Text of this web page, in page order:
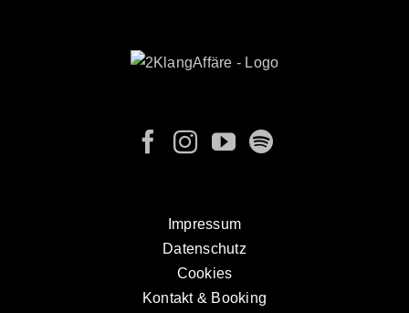
Impressum
Datenschutz
Cookies
Kontakt & Booking